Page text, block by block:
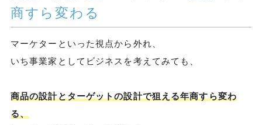
商すら変わる
マーケターといった視点から外れ、
いち事業家としてビジネスを考えてみても、
商品の設計とターゲットの設計で狙える年商すら変わ
る、